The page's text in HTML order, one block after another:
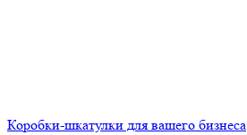
Коробки-шкатулки для вашего бизнеса